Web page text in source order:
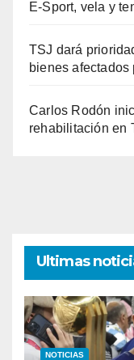
E-Sport, vela y
TSJ dará
bienes afectados
Carlos Rodón
rehabilitación en
Ultimas
NOTICIAS